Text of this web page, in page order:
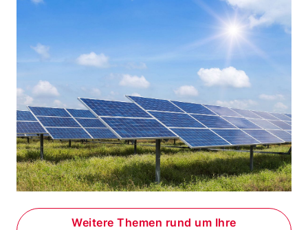
Weitere Themen rund um Ihre